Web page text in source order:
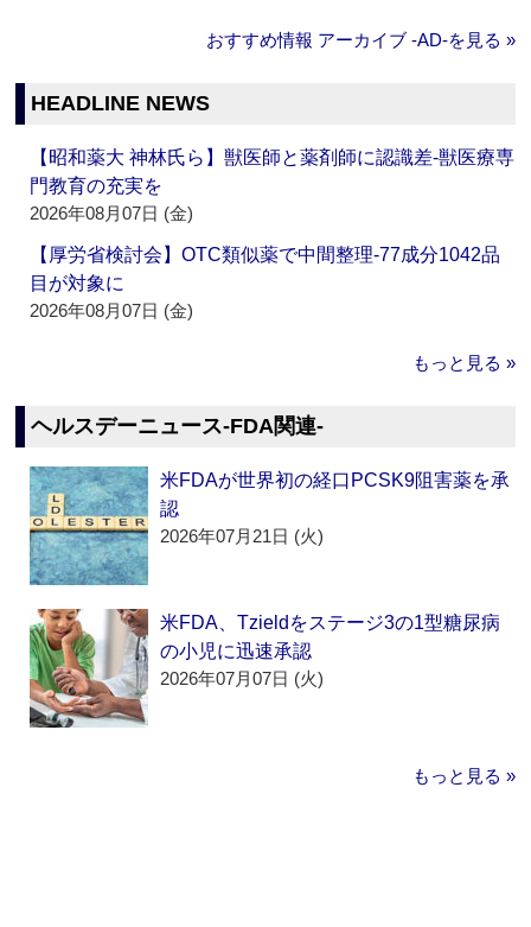
おすすめ情報 アーカイブ ‐AD‐を見る »
HEADLINE NEWS
【昭和薬大 神林氏ら】獣医師と薬剤師に認識差‐獣医療専
門教育の充実を
2026年08月07日 (金)
【厚労省検討会】OTC類似薬で中間整理‐77成分1042品
目が対象に
2026年08月07日 (金)
もっと見る »
ヘルスデーニュース‐FDA関連‐
米FDAが世界初の経口PCSK9阻害薬を承
認
2026年07月21日 (火)
米FDA、Tzieldをステージ3の1型糖尿病
の小児に迅速承認
2026年07月07日 (火)
もっと見る »